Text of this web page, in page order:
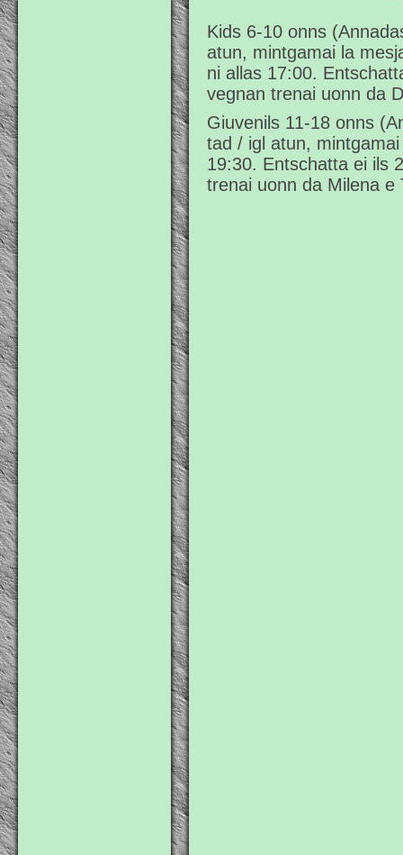
Kids 6-10 onns
atun, mintgamai la
ni allas 17:00.
vegnan trenai uonn da
Giuvenils 11-18 onns
tad / igl atun,
19:30. Entschatta ei ils
trenai uonn da Milena e